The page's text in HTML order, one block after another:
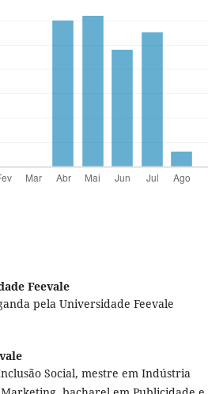
Feevale
pela Universidade Feevale
Social, mestre em Indústria